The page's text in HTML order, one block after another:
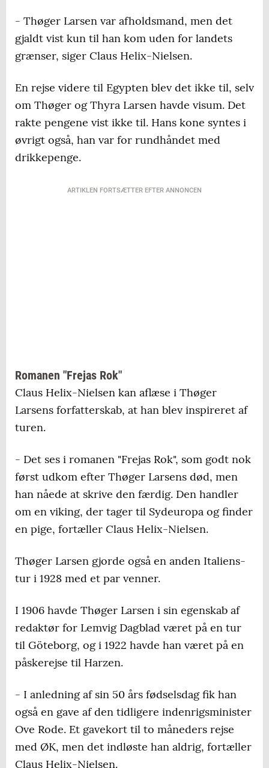
- Thøger Larsen var afholdsmand, men det
gjaldt vist kun til han kom uden for landets
grænser, siger Claus Helix-Nielsen.
En rejse videre til Egypten blev det ikke til, selv
om Thøger og Thyra Larsen havde visum. Det
rakte pengene vist ikke til. Hans kone syntes i
øvrigt også, han var for rundhåndet med
drikkepenge.
ARTIKLEN FORTSÆTTER EFTER ANNONCEN
Romanen "Frejas Rok"
Claus Helix-Nielsen kan aflæse i Thøger
Larsens forfatterskab, at han blev inspireret af
turen.
- Det ses i romanen "Frejas Rok", som godt nok
først udkom efter Thøger Larsens død, men
han nåede at skrive den færdig. Den handler
om en viking, der tager til Sydeuropa og finder
en pige, fortæller Claus Helix-Nielsen.
Thøger Larsen gjorde også en anden Italiens-
tur i 1928 med et par venner.
I 1906 havde Thøger Larsen i sin egenskab af
redaktør for Lemvig Dagblad været på en tur
til Göteborg, og i 1922 havde han været på en
påskerejse til Harzen.
- I anledning af sin 50 års fødselsdag fik han
også en gave af den tidligere indenrigsminister
Ove Rode. Et gavekort til to måneders rejse
med ØK, men det indløste han aldrig, fortæller
Claus Helix-Nielsen.